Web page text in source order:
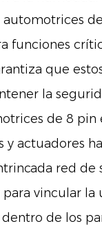
que
la
de 8
actuadores
red
vincular
de los